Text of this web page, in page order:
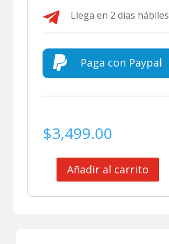
 Llega en 2 días hábiles
 Paga con Paypal
$3,499.00
Añadir al carrito